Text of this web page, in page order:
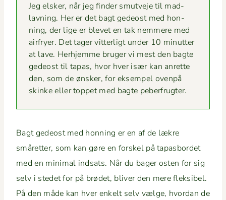
Jeg elsker, når jeg find­er smutve­je til mad­
lavn­ing. Her er det bagt gedeost med hon­
ning, der lige er blevet en tak nem­mere med
air­fry­er. Det tager vit­terligt under 10 min­ut­ter
at lave. Her­hjemme bruger vi mest den bagte
gedeost til tapas, hvor hver især kan anrette
den, som de ønsker, for eksem­pel oven­på
skinke eller top­pet med bagte peberfrugter.
Bagt gedeost med hon­ning er en af de lækre
småret­ter, som kan gøre en forskel på tapas­bor­det
med en min­i­mal ind­sats. Når du bager osten for sig
selv i stedet for på brødet, bliv­er den mere flek­si­bel.
På den måde kan hver enkelt selv vælge, hvor­dan de